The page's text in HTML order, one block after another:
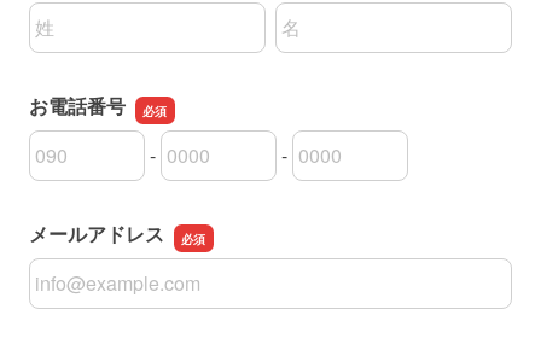
名前の姓
名前の名
お電話番号
お電話番号の市外局番
-
お電話番号の市内局番 -
お電話番号の加入者番号
メールアドレス
メールアドレス